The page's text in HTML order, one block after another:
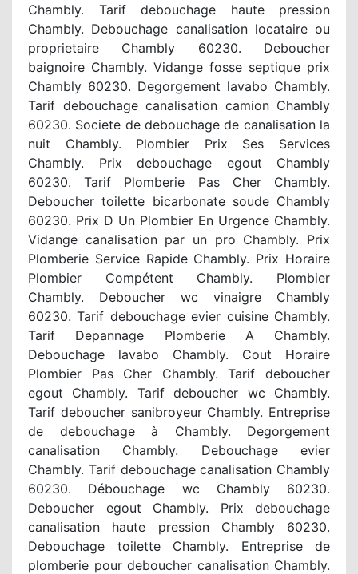
Chambly. Tarif debouchage haute pression
Chambly. Debouchage canalisation locataire ou
proprietaire Chambly 60230. Deboucher
baignoire Chambly. Vidange fosse septique prix
Chambly 60230. Degorgement lavabo Chambly.
Tarif debouchage canalisation camion Chambly
60230. Societe de debouchage de canalisation la
nuit Chambly. Plombier Prix Ses Services
Chambly. Prix debouchage egout Chambly
60230. Tarif Plomberie Pas Cher Chambly.
Deboucher toilette bicarbonate soude Chambly
60230. Prix D Un Plombier En Urgence Chambly.
Vidange canalisation par un pro Chambly. Prix
Plomberie Service Rapide Chambly. Prix Horaire
Plombier Compétent Chambly. Plombier
Chambly. Deboucher wc vinaigre Chambly
60230. Tarif debouchage evier cuisine Chambly.
Tarif Depannage Plomberie A Chambly.
Debouchage lavabo Chambly. Cout Horaire
Plombier Pas Cher Chambly. Tarif deboucher
egout Chambly. Tarif deboucher wc Chambly.
Tarif deboucher sanibroyeur Chambly. Entreprise
de debouchage à Chambly. Degorgement
canalisation Chambly. Debouchage evier
Chambly. Tarif debouchage canalisation Chambly
60230. Débouchage wc Chambly 60230.
Deboucher egout Chambly. Prix debouchage
canalisation haute pression Chambly 60230.
Debouchage toilette Chambly. Entreprise de
plomberie pour deboucher canalisation Chambly.